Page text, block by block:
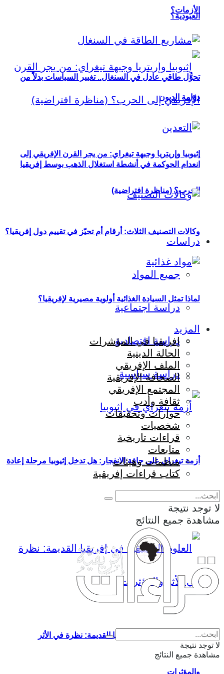
العبودية؟
إثيوبيا وإريتريا وجبهة تيغراي: من يجر القرن الإفريقي إلى
الحرب؟ (مناظرة افتراضية)
دراسات
جميع المواد
دراسة اجتماعية
دراسة اقتصادية
دراسة سياسية
أزمة تيغراي على حافة الانفجار: هل تدخل إثيوبيا مرحلة إعادة
إنتاج الحرب؟
العلوم التطبيقية في إفريقيا القديمة: نظرة في الأثر
والمؤثرات
الأزمات؟
تحوُّل طاقي عادل في السنغال.. تغيير السياسات بدلاً من
دوّامة الديون
انعدام الحوكمة في أنشطة استغلال الذهب بوسط إفريقيا
وكالات التصنيف الثلاث: أرقام أم تحيّز في تقييم دول إفريقيا؟
لماذا تمثل السيادة الغذائية أولوية مصيرية لإفريقيا؟
المزيد
إفريقيا في المؤشرات
الحالة الدينية
الملف الإفريقي
الصحافة الإفريقية
المجتمع الإفريقي
ثقافة وأدب
حوارات وتحقيقات
شخصيات
قراءات تاريخية
متابعات
منظمات وهيئات
كتاب قراءات إفريقية
لا توجد نتيجة
مشاهدة جميع النتائج
لا توجد نتيجة
مشاهدة جميع النتائج